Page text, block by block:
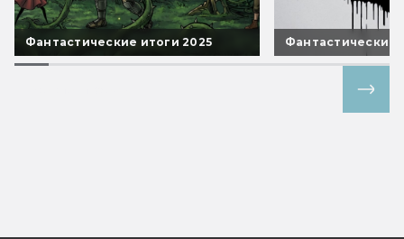
Фантастические итоги 2025 Фантастические